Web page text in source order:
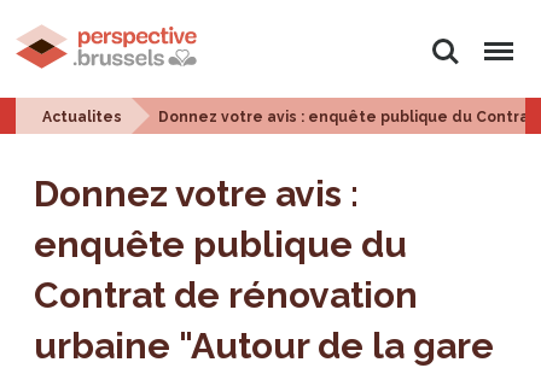
Rechercher
Menu
Actualites Donnez votre avis : enquête publique du
Donnez votre avis :
enquête publique du
Contrat de rénovation
urbaine "Autour de la gare